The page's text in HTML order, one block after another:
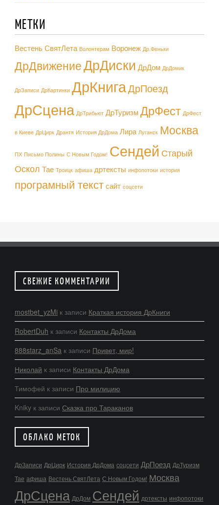
МЕТКИ
Вестень СвятЛета Волонтерам Воронеж Др.Феньки
ДрДвижениеДрДиски ДрДом ДрДомик
ДрЗаписи ДрКартинки ДрКнигаДрПоезд
ДрСцена ДрТрибьют ДрТуризмДрФест ДрФест
в Киеве ДрЦирк Дрантя История ДрДома Лира Луганск Москва
ПХ Письмо Полины С Новым Годом! Сендей Старый
Оскол Тае Троицк афиша дртексты инфопотоки история
програмный текстсайт соцсети
СВЕЖИЕ КОММЕНТАРИИ
mostbet_yzMi к записи Краткая история ДрКниги
RobertDuh к записи Контакты ДрДома
888starz_anSa к записи Привет, мир!
Николай к записи Контакты ДрДома
Тимофей к записи Про милицию
Kniky к записи Сказка про Тараканов
ОБЛАКО МЕТОК
ДрЗаписи ДрЦирк История ДрДома соцсети ДрПоезд ДрТуризм
Тае афиша Вестень СвятЛета С Новым Годом! Москва
ДрСцена ДрДом Сендей дртексты инфопотоки